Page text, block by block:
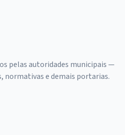
pelas autoridades municipais —
normativas e demais portarias.